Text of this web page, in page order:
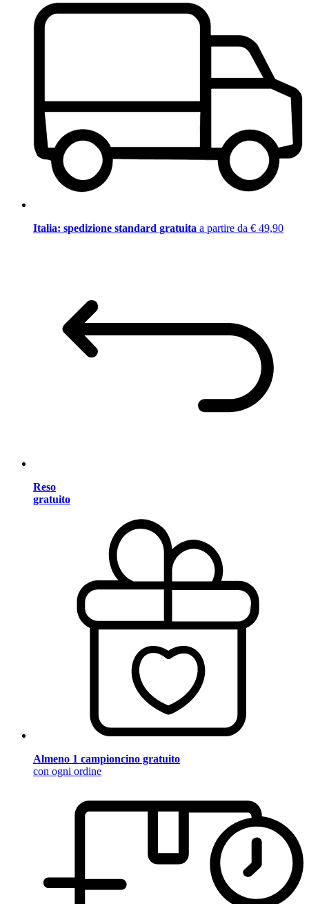
Italia: spedizione standard gratuita a partire da € 49,90
Reso
gratuito
Almeno 1 campioncino gratuito
con ogni ordine